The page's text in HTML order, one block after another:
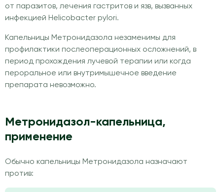
от паразитов, лечения гастритов и язв, вызванных
инфекцией Helicobacter pylori.
Капельницы Метронидазола незаменимы для
профилактики послеоперационных осложнений, в
период прохождения лучевой терапии или когда
пероральное или внутримышечное введение
препарата невозможно.
Метронидазол-капельница,
применение
Обычно капельницы Метронидазола назначают
против: